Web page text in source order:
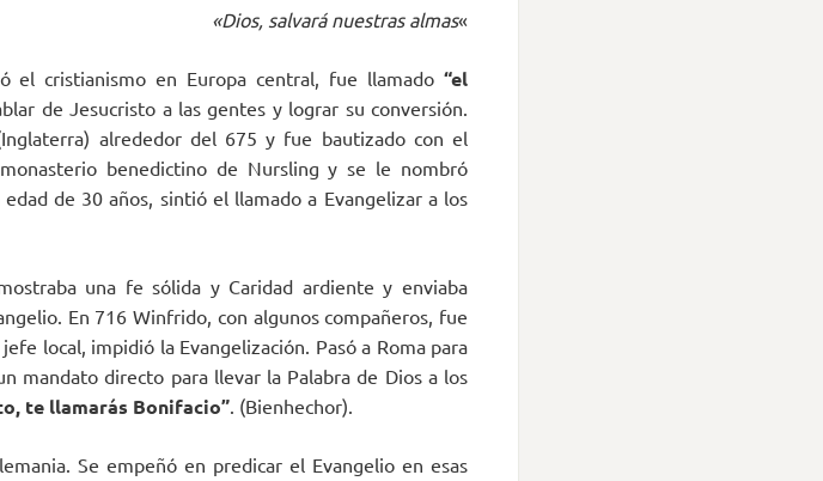
«Dios, salvará nuestras almas«
el cristianismo en Europa central, fue llamado “el
de Jesucristo a las gentes y lograr su conversión.
alrededor del 675 y fue bautizado con el
benedictino de Nursling y se le nombró
de 30 años, sintió el llamado a Evangelizar a los
una fe sólida y Caridad ardiente y enviaba
En 716 Winfrido, con algunos compañeros, fue
local, impidió la Evangelización. Pasó a Roma para
mandato directo para llevar la Palabra de Dios a los
te llamarás Bonifacio”. (Bienhechor).
Se empeñó en predicar el Evangelio en esas